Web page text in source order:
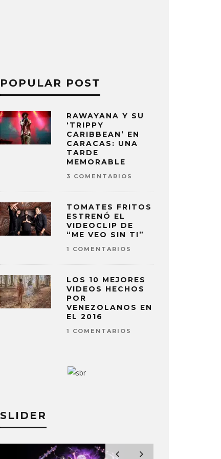
POPULAR POST
RAWAYANA Y SU
‘TRIPPY
CARIBBEAN’ EN
CARACAS: UNA
TARDE
MEMORABLE
3 COMENTARIOS
TOMATES FRITOS
ESTRENÓ EL
VIDEOCLIP DE
“ME VEO SIN TI”
1 COMENTARIOS
LOS 10 MEJORES
VIDEOS HECHOS
POR
VENEZOLANOS EN
EL 2016
1 COMENTARIOS
SLIDER